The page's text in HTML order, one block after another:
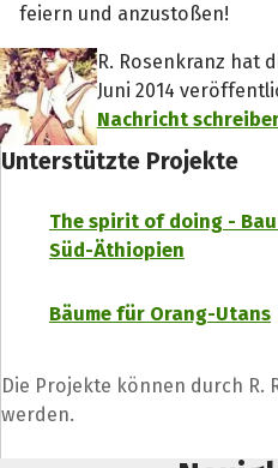
feiern und anzustoßen!
R. Rosenkranz hat
Juni 2014
Nachricht
Unterstützte Projekte
The spirit of doing -
Süd-Äthiopien
Bäume für Orang-Utans
Die Projekte können durch R.
werden.